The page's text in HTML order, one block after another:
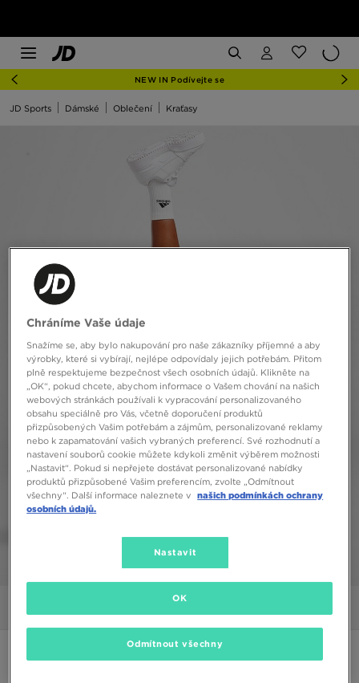
NEW IN Podívejte se
JD Sports Dámské Oblečení Kraťasy
ADIDAS ŠORTKY GLAM 3S 3" SHT PNK
Chráníme Vaše údaje
Snažíme se, aby bylo nakupování pro naše zákazníky příjemné a aby
výrobky, které si vybírají, nejlépe odpovídaly jejich potřebám. Přitom
plně respektujeme bezpečnost všech osobních údajů. Klikněte na
„OK“, pokud chcete, abychom informace o Vašem chování na našich
webových stránkách používali k vypracování personalizovaného
obsahu speciálně pro Vás, včetně doporučení produktů
přizpůsobených Vašim potřebám a zájmům, personalizované reklamy
nebo k zapamatování vašich vybraných preferencí. Své rozhodnutí a
nastavení souborů cookie můžete kdykoli změnit výběrem možnosti
„Nastavit“. Pokud si nepřejete dostávat personalizované nabídky
produktů přizpůsobené Vašim preferencím, zvolte „Odmítnout
všechny“. Další informace naleznete v našich podmínkách ochrany
osobních údajů.
Nastavit
Odmítnout všechny
OK